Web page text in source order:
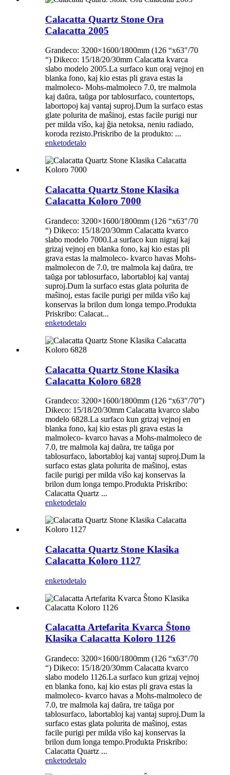
Calacatta Quartz Stone Ora
Calacatta 2005
Grandeco: 3200×1600/1800mm (126 “x63″/70
“) Dikeco: 15/18/20/30mm Calacatta kvarca
slabo modelo 2005.La surfaco kun oraj vejnoj en
blanka fono, kaj kio estas pli grava estas la
malmoleco- Mohs-malmoleco 7.0, tre malmola
kaj daŭra, taŭga por tablosurfaco, countertops,
labortopoj kaj vantaj suproj.Dum la surfaco estas
glate polurita de maŝinoj, estas facile purigi nur
per milda viŝo, kaj ĝia netoksa, neniu radiado,
koroda rezisto.Priskribo de la produkto: ...
enketodetalo
Calacatta Quartz Stone Klasika
Calacatta Koloro 7000
Grandeco: 3200×1600/1800mm (126 “x63″/70
“) Dikeco: 15/18/20/30mm Calacatta kvarco
slabo modelo 7000.La surfaco kun nigraj kaj
grizaj vejnoj en blanka fono, kaj kio estas pli
grava estas la malmoleco- kvarco havas Mohs-
malmolecon de 7.0, tre malmola kaj daŭra, tre
taŭga por tablosurfaco, labortabloj kaj vantaj
suproj.Dum la surfaco estas glata polurita de
maŝinoj, estas facile purigi per milda viŝo kaj
konservas la brilon dum longa tempo.Produkta
Priskribo: Calacat...
enketodetalo
Calacatta Quartz Stone Klasika
Calacatta Koloro 6828
Grandeco: 3200×1600/1800mm (126 “x63″/70”)
Dikeco: 15/18/20/30mm Calacatta kvarco slabo
modelo 6828.La surfaco kun grizaj vejnoj en
blanka fono, kaj kio estas pli grava estas la
malmoleco- kvarco havas a Mohs-malmoleco de
7.0, tre malmola kaj daŭra, tre taŭga por
tablosurfaco, labortabloj kaj vantaj suproj.Dum la
surfaco estas glata polurita de maŝinoj, estas
facile purigi per milda viŝo kaj konservas la
brilon dum longa tempo.Produkta Priskribo:
Calacatta Quartz ...
enketodetalo
Calacatta Quartz Stone Klasika
Calacatta Koloro 1127
enketodetalo
Calacatta Artefarita Kvarca Ŝtono
Klasika Calacatta Koloro 1126
Grandeco: 3200×1600/1800mm (126 “x63″/70
“) Dikeco: 15/18/20/30mm Calacatta kvarco
slabo modelo 1126.La surfaco kun grizaj vejnoj
en blanka fono, kaj kio estas pli grava estas la
malmoleco- kvarco havas a Mohs-malmoleco de
7.0, tre malmola kaj daŭra, tre taŭga por
tablosurfaco, labortabloj kaj vantaj suproj.Dum la
surfaco estas glata polurita de maŝinoj, estas
facile purigi per milda viŝo kaj konservas la
brilon dum longa tempo.Produkta Priskribo:
Calacatta Quartz ...
enketodetalo